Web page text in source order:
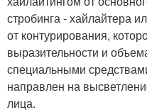
стробинга - хайлайтера
от контурирования,
выразительности и
специальными
направлен на
лица.